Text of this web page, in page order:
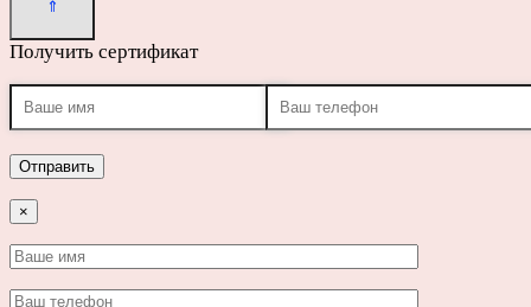
Получить сертификат
×